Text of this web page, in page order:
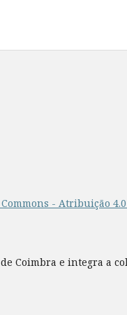
- Atribuição
Coimbra e integra a